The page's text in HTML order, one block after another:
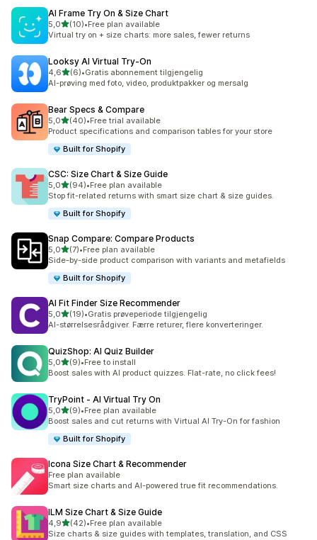
AI Frame Try On & Size Chart
5,0av 5 stjerner
(10)
Totalt 10 omtaler
•Free plan available
Virtual try on + size charts: more sales, fewer returns
Looksy AI Virtual Try‑On
4,6av 5 stjerner
(6)
Totalt 6 omtaler
•Gratis abonnement tilgjengelig
AI-prøving med foto, video, produktpakker og mersalg
Bear Specs & Compare
5,0av 5 stjerner
(40)
Totalt 40 omtaler
•Free trial available
Product specifications and comparison tables for your store
Built for Shopify
CSC: Size Chart & Size Guide
5,0av 5 stjerner
(94)
Totalt 94 omtaler
•Free plan available
Stop fit-related returns with smart size chart & size guides.
Built for Shopify
Snap Compare: Compare Products
5,0av 5 stjerner
(7)
Totalt 7 omtaler
•Free plan available
Side-by-side product comparison with variants and metafields
Built for Shopify
AI Fit Finder Size Recommender
5,0av 5 stjerner
(19)
Totalt 19 omtaler
•Gratis prøveperiode tilgjengelig
AI-størrelsesrådgiver. Færre returer, flere konverteringer.
QuizShop: AI Quiz Builder
5,0av 5 stjerner
(9)
Totalt 9 omtaler
•Free to install
Boost sales with AI product quizzes. Flat-rate, no click fees!
TryPoint ‑ AI Virtual Try On
5,0av 5 stjerner
(9)
Totalt 9 omtaler
•Free plan available
Boost sales and cut returns with Virtual AI Try-On for fashion
Built for Shopify
Icona Size Chart & Recommender
Free plan available
Smart size charts and AI-powered true fit recommendations.
ILM Size Chart & Size Guide
4,9av 5 stjerner
(42)
Totalt 42 omtaler
•Free plan available
Size charts & size guides with templates, translation, and CSS